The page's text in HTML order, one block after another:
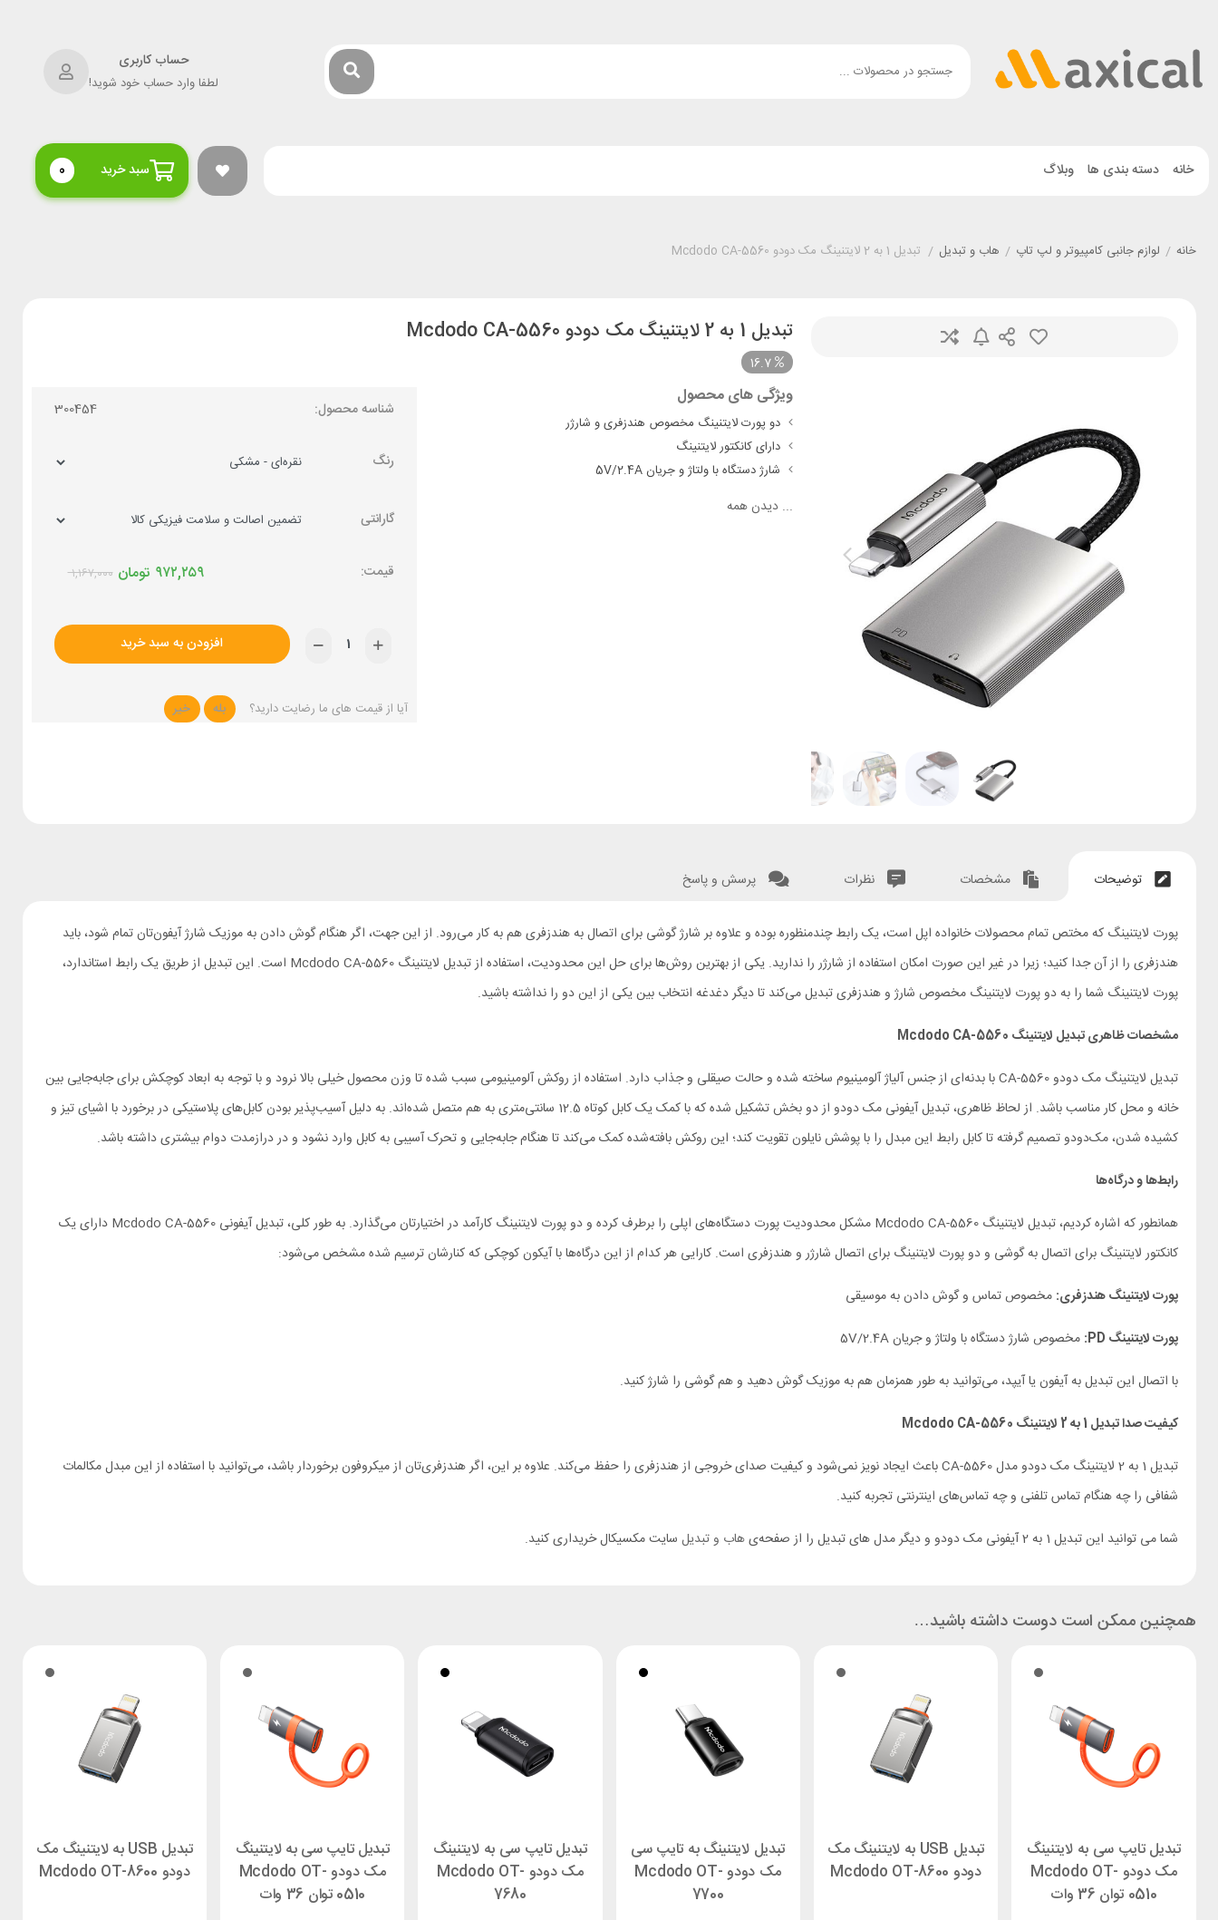
حساب کاربری
لطفا وارد حساب خود شوید!
خانه دسته بندی ها وبلاگ سبد خرید 0
خانه / لوازم جانبی کامپیوتر و لپ تاپ / هاب و تبدیل / تبدیل 1 به 2 لایتنینگ مک دودو Mcdodo CA-5560
تبدیل 1 به 2 لایتنینگ مک دودو Mcdodo CA-5560
16.7
ویژگی های محصول
دو پورت لایتنینگ مخصوص هندزفری و شارژر
دارای کانکتور لایتنینگ
شارژ دستگاه با ولتاژ و جریان 5V/2.4A
...دیدن همه
شناسه محصول: 300454
رنگ
گارانتی
۱,۱۶۷,۰۰۰ تومان ۹۷۲,۲۵۹
افزودن به سبد خرید
آیا از قیمت های ما رضایت دارید؟ بله خیر
توضیحات مشخصات نظرات پرسش و پاسخ
پورت لایتنینگ که مختص تمام محصولات خانواده اپل است، یک رابط چندمنظوره بوده و علاوه بر شارژ گوشی برای اتصال به هندزفری هم به کار می‌رود. از این جهت، اگر هنگام گوش دادن به موزیک شارژ آیفون‌تان تمام شود، باید
هندزفری را از آن جدا کنید؛ زیرا در غیر این صورت امکان استفاده از شارژر را ندارید. یکی از بهترین روش‌ها برای حل این محدودیت، استفاده از تبدیل لایتنینگ Mcdodo CA-5560 است. این تبدیل از طریق یک رابط استاندارد،
پورت لایتنینگ شما را به دو پورت لایتنینگ مخصوص شارژ و هندزفری تبدیل می‌کند تا دیگر دغدغه انتخاب بین یکی از این دو را نداشته باشید.
مشخصات ظاهری تبدیل لایتنینگ Mcdodo CA-5560
تبدیل لایتنینگ مک دودو CA-5560 با بدنه‌ای از جنس آلیاژ آلومینیوم ساخته شده و حالت صیقلی و جذاب دارد. استفاده از روکش آلومینیومی سبب شده تا وزن محصول خیلی بالا نرود و با توجه به ابعاد کوچکش برای جابه‌جایی بین
خانه و محل کار مناسب باشد. از لحاظ ظاهری، تبدیل آیفونی مک دودو از دو بخش تشکیل شده که با کمک یک کابل کوتاه 12.5 سانتی‌متری به هم متصل شده‌اند. به دلیل آسیب‌پذیر بودن کابل‌های پلاستیکی در برخورد با اشیای تیز و
کشیده شدن، مک‌دودو تصمیم گرفته تا کابل رابط این مبدل را با پوشش نایلون تقویت کند؛ این روکش بافته‌شده کمک می‌کند تا هنگام جابه‌جایی و تحرک آسیبی به کابل وارد نشود و در درازمدت دوام بیشتری داشته باشد.
رابط‌ها و درگاه‌ها
همانطور که اشاره کردیم، تبدیل لایتنینگ Mcdodo CA-5560 مشکل محدودیت پورت دستگاه‌های اپلی را برطرف کرده و دو پورت لایتنینگ کارآمد در اختیارتان می‌گذارد. به طور کلی، تبدیل آیفونی Mcdodo CA-5560 دارای یک
کانکتور لایتنینگ برای اتصال به گوشی و دو پورت لایتنینگ برای اتصال شارژر و هندزفری است. کارایی هر کدام از این درگاه‌ها با آیکون کوچکی که کنارشان ترسیم شده مشخص می‌شود:
پورت لایتنینگ هندزفری: مخصوص تماس و گوش دادن به موسیقی
پورت لایتنینگ PD:
مخصوص شارژ دستگاه با ولتاژ و جریان 5V/2.4A
با اتصال این تبدیل به آیفون یا آیپد، می‌توانید به طور همزمان هم به موزیک گوش دهید و هم گوشی را شارژ کنید.
کیفیت صدا تبدیل 1 به 2 لایتنینگ Mcdodo CA-5560
تبدیل 1 به 2 لایتنینگ مک دودو مدل CA-5560 باعث ایجاد نویز نمی‌شود و کیفیت صدای خروجی از هندزفری را حفظ می‌کند. علاوه بر این، اگر هندزفری‌تان از میکروفون برخوردار باشد، می‌توانید با استفاده از این مبدل مکالمات
شفافی را چه هنگام تماس تلفنی و چه تماس‌های اینترنتی تجربه کنید.
شما می توانید این تبدیل 1 به 2 آیفونی مک دودو و دیگر مدل های تبدیل را از صفحه‌ی
هاب و تبدیل سایت مکسیکال خریداری کنید.
همچنین ممکن است دوست داشته باشید…
تبدیل تایپ سی به لایتنینگ
مک دودو Mcdodo OT-
0510 توان 36 وات
تبدیل USB به لایتنینگ مک
دودو Mcdodo OT-8600
تبدیل لایتنینگ به تایپ سی
مک دودو Mcdodo OT-
7700
تبدیل تایپ سی به لایتنینگ
مک دودو Mcdodo OT-
7680
تبدیل تایپ سی به لایتنینگ
مک دودو Mcdodo OT-
0510 توان 36 وات
تبدیل USB به لایتنینگ مک
دودو Mcdodo OT-8600